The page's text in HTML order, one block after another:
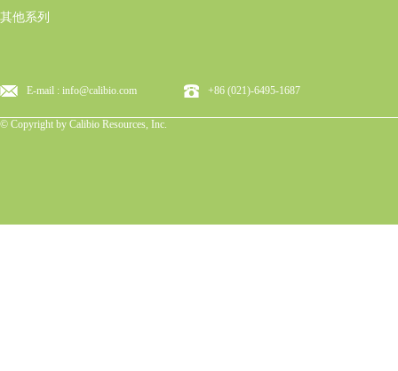
其他系列
E-mail : info@calibio.com +86 (021)-6495-1687
© Copyright by Calibio Resources, Inc.